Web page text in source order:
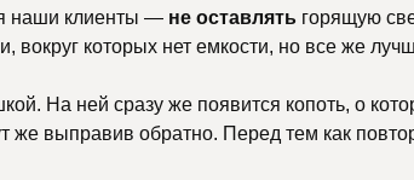
наши клиенты — не оставлять горящую
вокруг которых нет емкости, но все же
На ней сразу же появится копоть, о
же выправив обратно. Перед тем как